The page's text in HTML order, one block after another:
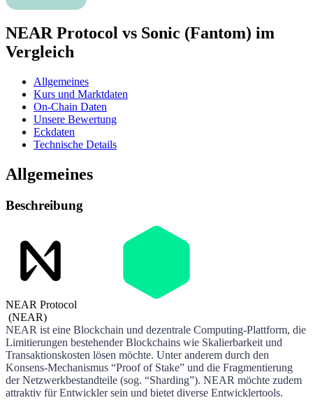
NEAR Protocol vs Sonic (Fantom) im
Vergleich
Allgemeines
Kurs und Marktdaten
On-Chain Daten
Unsere Bewertung
Eckdaten
Technische Details
Allgemeines
Beschreibung
NEAR Protocol
(NEAR)
NEAR ist eine Blockchain und dezentrale Computing-Plattform, die
Limitierungen bestehender Blockchains wie Skalierbarkeit und
Transaktionskosten lösen möchte. Unter anderem durch den
Konsens-Mechanismus “Proof of Stake” und die Fragmentierung
der Netzwerkbestandteile (sog. “Sharding”). NEAR möchte zudem
attraktiv für Entwickler sein und bietet diverse Entwicklertools.